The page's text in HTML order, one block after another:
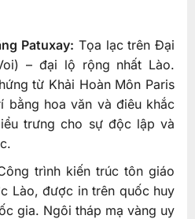
Patuxay: Tọa lạc trên Đại
– đại lộ rộng nhất Lào.
từ Khải Hoàn Môn Paris
bằng hoa văn và điêu khắc
trưng cho sự độc lập và
trình kiến trúc tôn giáo
Lào, được in trên quốc huy
gia. Ngôi tháp mạ vàng uy